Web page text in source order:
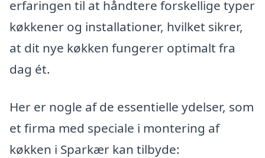
erfaringen til at håndtere forskellige typer
køkkener og installationer, hvilket sikrer,
at dit nye køkken fungerer optimalt fra
dag ét.
Her er nogle af de essentielle ydelser, som
et firma med speciale i montering af
køkken i Sparkær kan tilbyde: